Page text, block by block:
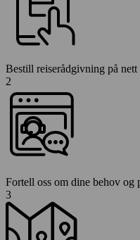
Bestill reiserådgivning på nett
2
Fortell oss om dine behov og
3